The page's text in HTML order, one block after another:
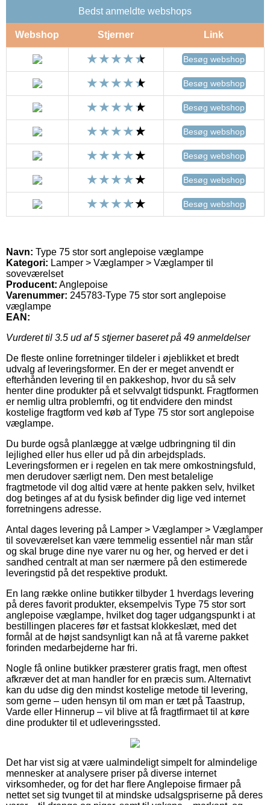
Bedst anmeldte webshops
Webshop Stjerner Link
Besøg webshop
Besøg webshop
Besøg webshop
Besøg webshop
Besøg webshop
Besøg webshop
Besøg webshop
Navn: Type 75 stor sort anglepoise væglampe
Kategori: Lamper > Væglamper > Væglamper til
soveværelset
Producent: Anglepoise
Varenummer: 245783-Type 75 stor sort anglepoise
væglampe
EAN:
Vurderet til 3.5 ud af 5 stjerner baseret på 49 anmeldelser
De fleste online forretninger tildeler i øjeblikket et bredt
udvalg af leveringsformer. En der er meget anvendt er
efterhånden levering til en pakkeshop, hvor du så selv
henter dine produkter på et selvvalgt tidspunkt. Fragtformen
er nemlig ultra problemfri, og tit endvidere den mindst
kostelige fragtform ved køb af Type 75 stor sort anglepoise
væglampe.
Du burde også planlægge at vælge udbringning til din
lejlighed eller hus eller ud på din arbejdsplads.
Leveringsformen er i regelen en tak mere omkostningsfuld,
men derudover særligt nem. Den mest betalelige
fragtmetode vil dog altid være at hente pakken selv, hvilket
dog betinges af at du fysisk befinder dig lige ved internet
forretningens adresse.
Antal dages levering på Lamper > Væglamper > Væglamper
til soveværelset kan være temmelig essentiel når man står
og skal bruge dine nye varer nu og her, og herved er det i
sandhed centralt at man ser nærmere på den estimerede
leveringstid på det respektive produkt.
En lang række online butikker tilbyder 1 hverdags levering
på deres favorit produkter, eksempelvis Type 75 stor sort
anglepoise væglampe, hvilket dog tager udgangspunkt i at
bestillingen placeres før et fastsat klokkeslæt, med det
formål at de højst sandsynligt kan nå at få varerne pakket
forinden medarbejderne har fri.
Nogle få online butikker præsterer gratis fragt, men oftest
afkræver det at man handler for en præcis sum. Alternativt
kan du udse dig den mindst kostelige metode til levering,
som gerne – uden hensyn til om man er tæt på Taastrup,
Varde eller Hinnerup – vil blive at få fragtfirmaet til at køre
dine produkter til et udleveringssted.
Det har vist sig at være ualmindeligt simpelt for almindelige
mennesker at analysere priser på diverse internet
virksomheder, og for det har flere Anglepoise firmaer på
nettet set sig tvunget til at mindske udsalgspriserne på deres